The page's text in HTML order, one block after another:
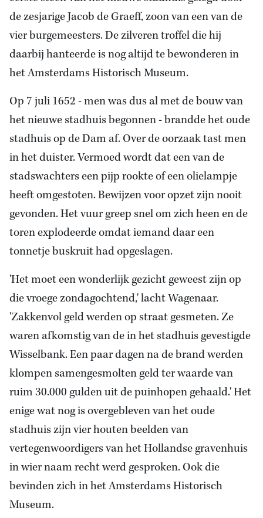
de zesjarige Jacob de Graeff, zoon van een van de
vier burgemeesters. De zilveren troffel die hij
daarbij hanteerde is nog altijd te bewonderen in
het Amsterdams Historisch Museum.
Op 7 juli 1652 - men was dus al met de bouw van
het nieuwe stadhuis begonnen - brandde het oude
stadhuis op de Dam af. Over de oorzaak tast men
in het duister. Vermoed wordt dat een van de
stadswachters een pijp rookte of een olielampje
heeft omgestoten. Bewijzen voor opzet zijn nooit
gevonden. Het vuur greep snel om zich heen en de
toren explodeerde omdat iemand daar een
tonnetje buskruit had opgeslagen.
'Het moet een wonderlijk gezicht geweest zijn op
die vroege zondagochtend,' lacht Wagenaar.
'Zakkenvol geld werden op straat gesmeten. Ze
waren afkomstig van de in het stadhuis gevestigde
Wisselbank. Een paar dagen na de brand werden
klompen samengesmolten geld ter waarde van
ruim 30.000 gulden uit de puinhopen gehaald.' Het
enige wat nog is overgebleven van het oude
stadhuis zijn vier houten beelden van
vertegenwoordigers van het Hollandse gravenhuis
in wier naam recht werd gesproken. Ook die
bevinden zich in het Amsterdams Historisch
Museum.